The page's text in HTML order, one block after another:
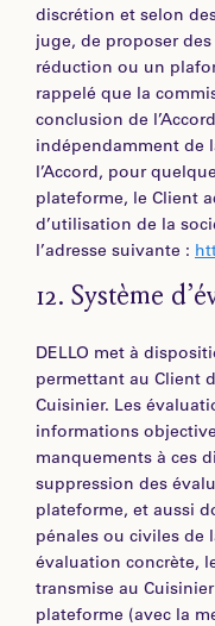
discrétion et selon
juge, de proposer
réduction ou un
rappelé que la
conclusion de
indépendamment de
l’Accord, pour
plateforme, le Client
d’utilisation de la
l’adresse suivante :
12. Système
DELLO met à
permettant au Client
Cuisinier. Les
informations
manquements à ces
suppression des
plateforme, et aussi
pénales ou civiles de
évaluation concrète,
transmise au
plateforme (avec la